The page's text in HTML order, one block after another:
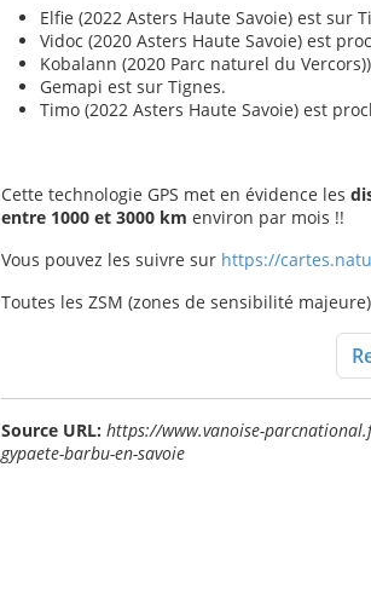
Elfie (2022 Asters Haute Savoie) est sur
Vidoc (2020 Asters Haute Savoie) est
Kobalann (2020 Parc naturel du
Gemapi est sur Tignes.
Timo (2022 Asters Haute Savoie) est
Cette technologie GPS met en évidence les
entre 1000 et 3000 km environ par mois !!
Vous pouvez les suivre sur https://
Toutes les ZSM (zones de sensibilité
Source URL: https://www.vanoise-
gypaete-barbu-en-savoie